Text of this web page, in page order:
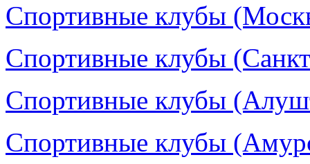
Спортивные клубы
Спортивные клубы
Спортивные клубы
Спортивные клубы